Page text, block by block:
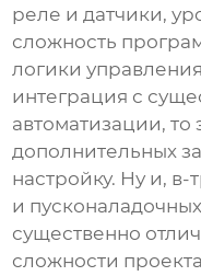
реле и датчики,
сложность
логики
интеграция с
автоматизации, то
дополнительных
настройку. Ну и, в-
и
существенно
сложности